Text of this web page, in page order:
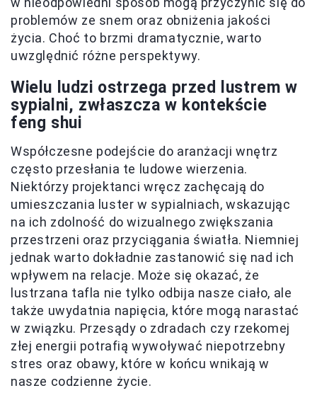
problemów ze snem oraz obniżenia jakości
życia. Choć to brzmi dramatycznie, warto
uwzględnić różne perspektywy.
Wielu ludzi ostrzega przed lustrem w
sypialni, zwłaszcza w kontekście
feng shui
Współczesne podejście do aranżacji wnętrz
często przesłania te ludowe wierzenia.
Niektórzy projektanci wręcz zachęcają do
umieszczania luster w sypialniach, wskazując
na ich zdolność do wizualnego zwiększania
przestrzeni oraz przyciągania światła. Niemniej
jednak warto dokładnie zastanowić się nad ich
wpływem na relacje. Może się okazać, że
lustrzana tafla nie tylko odbija nasze ciało, ale
także uwydatnia napięcia, które mogą narastać
w związku. Przesądy o zdradach czy rzekomej
złej energii potrafią wywoływać niepotrzebny
stres oraz obawy, które w końcu wnikają w
nasze codzienne życie.